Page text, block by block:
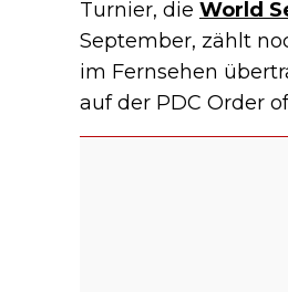
Turnier, die World
September, zählt
im Fernsehen
auf der PDC Order